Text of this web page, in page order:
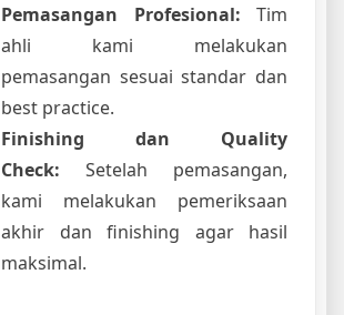
Pemasangan Profesional: Tim
ahli kami melakukan
pemasangan sesuai standar dan
best practice.
Finishing dan Quality
Check: Setelah pemasangan,
kami melakukan pemeriksaan
akhir dan finishing agar hasil
maksimal.